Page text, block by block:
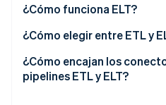
Descubre cómo Stripe
para la IA.
¿Cómo funciona ELT?
¿Cómo elegir entre ETL y
Volumen y velocidad de
Propiedad de la
¿Cómo encajan los
pipelines ETL y ELT?